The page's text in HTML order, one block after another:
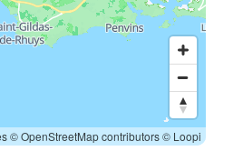
© OpenStreetMap contributors© Loopi